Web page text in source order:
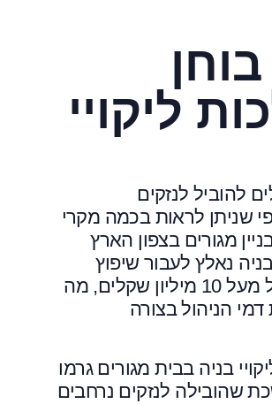
ליקויי
להוביל לנזקים
שניתן לראות בכמה מקרי
מגורים בצפון הארץ
נאלץ לעבור שיפוץ
כולל בעלות של מעל 10 מיליון שקלים, מה
דמי הניהול בצורה
בניה בבית מגורים גרמו
שהובילה לנזקים נרחבים